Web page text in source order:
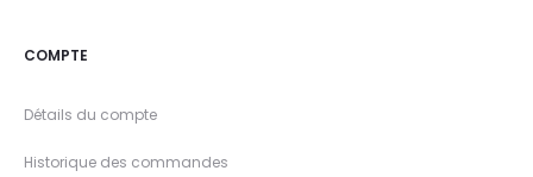
COMPTE
Détails du compte
Historique des commandes